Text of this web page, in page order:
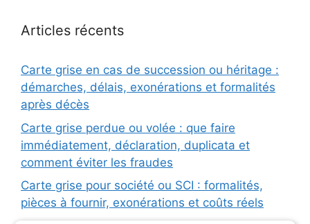
Articles récents
Carte grise en cas de succession ou héritage :
démarches, délais, exonérations et formalités
après décès
Carte grise perdue ou volée : que faire
immédiatement, déclaration, duplicata et
comment éviter les fraudes
Carte grise pour société ou SCI : formalités,
pièces à fournir, exonérations et coûts réels